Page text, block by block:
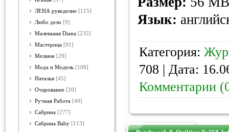
ЛЕНА рукоделие [115]
Любо дело [9]
Маленькая Diana [235]
Мастерица [91]
Меланж [29]
Мода и Модель [108]
Наталья [45]
Очарование [20]
Ручная Работа [40]
Сабрина [277]
Сабрина Baby [113]
Язык:
Категория:
708 | Дата:
Комментарии